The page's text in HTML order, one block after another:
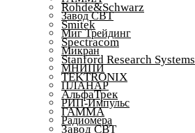
Завод СВТ
Миг Трейдинг
Микран
МНИПИ
ПЛАНАР
РИП-Импульс
Радиомера
Rohde&Schwarz
Smitek
Spectracom
Stanford Research Systems
TEKTRONIX
АльфаТрек
ГАММА
Завод СВТ